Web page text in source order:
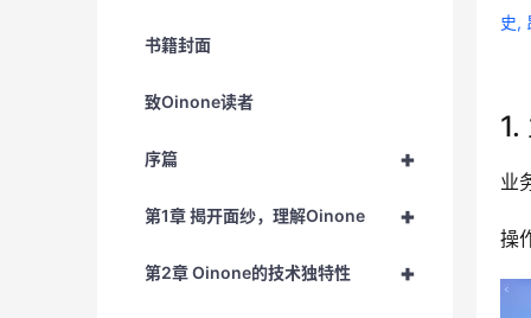
史,
1.
业
操
书籍封面
致Oinone读者
+
序篇
+
第1章 揭开面纱，理解Oinone
+
第2章 Oinone的技术独特性